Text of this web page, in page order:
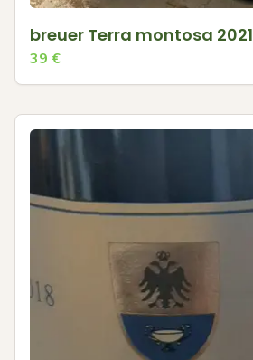
breuer Terra montosa 2021
39 €